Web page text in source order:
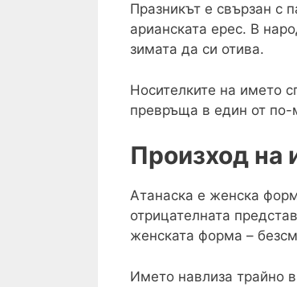
Празникът е свързан с
арианската ерес. В
зимата да си отива.
Носителките на името
превръща в един от по-
Произход на
Атанаска е женска
отрицателната
женската форма –
Името навлиза трайно